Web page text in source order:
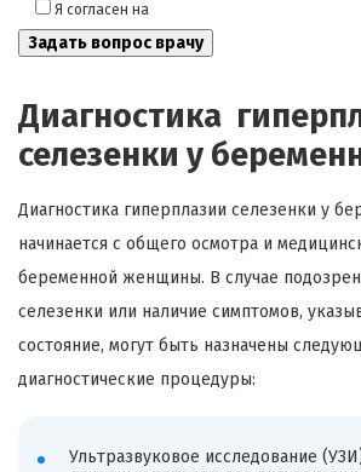
Я согласен на
Диагностика
селезенки у
Диагностика гиперплазии селезенки у
начинается с общего осмотра и
беременной женщины. В случае
селезенки или наличие симптомов,
состояние, могут быть назначены
диагностические процедуры:
Ультразвуковое исследование